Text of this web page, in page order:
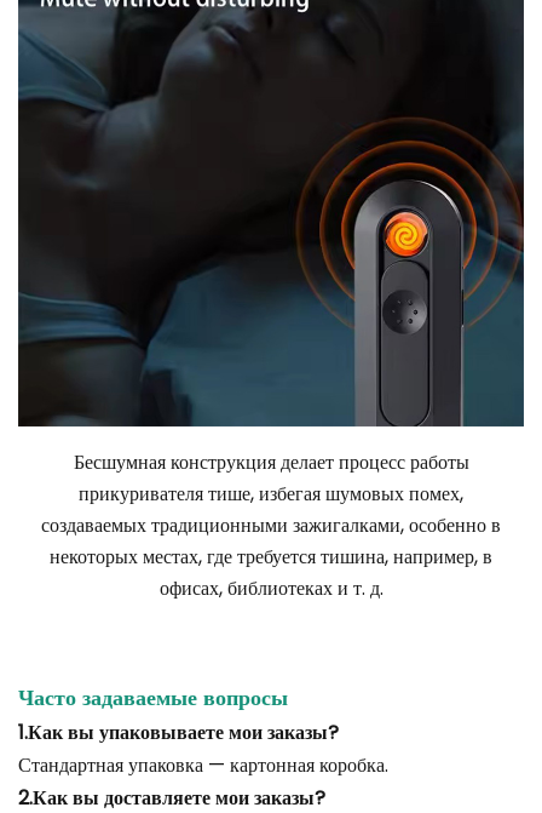
Бесшумная конструкция делает процесс работы
прикуривателя тише, избегая шумовых помех,
создаваемых традиционными зажигалками, особенно в
некоторых местах, где требуется тишина, например, в
офисах, библиотеках и т. д.
Часто задаваемые вопросы
1.Как вы упаковываете мои заказы?
Стандартная упаковка — картонная коробка.
2.Как вы доставляете мои заказы?